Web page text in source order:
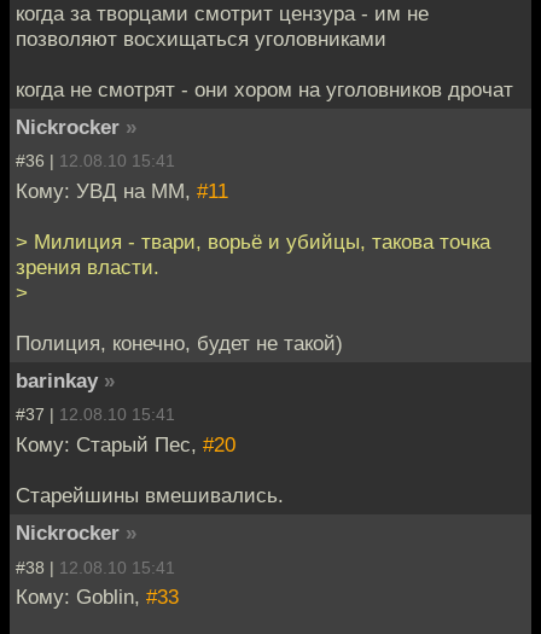
когда за творцами смотрит цензура - им не
позволяют восхищаться уголовниками
когда не смотрят - они хором на уголовников дрочат
Nickrocker »
#36 | 12.08.10 15:41
Кому: УВД на ММ, #11
> Милиция - твари, ворьё и убийцы, такова точка
зрения власти.
>
Полиция, конечно, будет не такой)
barinkay »
#37 | 12.08.10 15:41
Кому: Старый Пес, #20
Старейшины вмешивались.
Nickrocker »
#38 | 12.08.10 15:41
Кому: Goblin, #33